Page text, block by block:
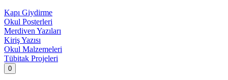
Kapı Giydirme
Okul Posterleri
Merdiven Yazıları
Kiriş Yazısı
Okul Malzemeleri
Tübitak Projeleri
0